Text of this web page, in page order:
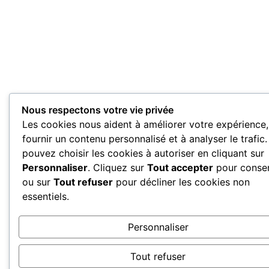
Nous respectons votre vie privée
Les cookies nous aident à améliorer votre
fournir un contenu personnalisé et à analyser le trafic.
pouvez choisir les cookies à autoriser en cliquant sur
Personnaliser. Cliquez sur Tout accepter pour
ou sur Tout refuser pour décliner les cookies non
essentiels.
Personnaliser
Tout refuser